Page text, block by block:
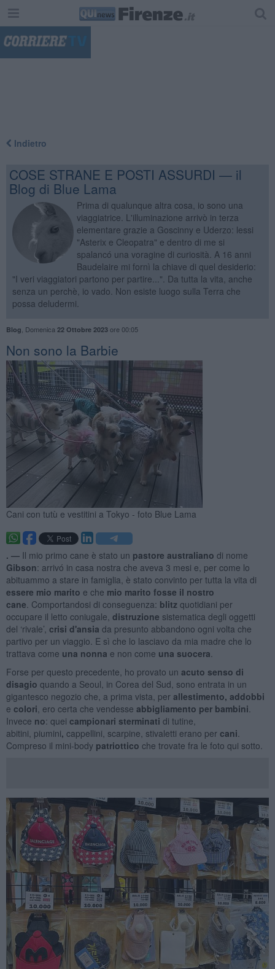
Indietro
COSE STRANE E POSTI ASSURDI — il
Blog di Blue Lama
Prima di qualunque altra cosa, io sono una
viaggiatrice. L'illuminazione arrivò in terza
elementare grazie a Goscinny e Uderzo: lessi
"Asterix e Cleopatra" e dentro di me si
spalancó una voragine di curiosità. A 16 anni
Baudelaire mi fornì la chiave di quel desiderio:
"I veri viaggiatori partono per partire...". Da tutta la vita, anche
senza un perchè, io vado. Non esiste luogo sulla Terra che
possa deludermi.
Blog Domenica 22 Ottobre 2023ore 00:05
Non sono la Barbie
Cani con tutù e vestitini a Tokyo - foto Blue Lama
. — Il mio primo cane è stato un pastore australiano di nome
Gibson: arrivó in casa nostra che aveva 3 mesi e, per come lo
abituammo a stare in famiglia, è stato convinto per tutta la vita di
essere mio marito e che mio marito fosse il nostro
cane . Comportandosi di conseguenza: blitz quotidiani per
occupare il letto coniugale, distruzione sistematica degli oggetti
del ‘rivale’, crisi d'ansia da presunto abbandono ogni volta che
partivo per un viaggio. E sì che lo lasciavo da mia madre che lo
trattava come una nonna e non come una suocera
Forse per questo precedente, ho provato un acuto senso di
disagio quando a Seoul, in Corea del Sud, sono entrata in un
gigantesco negozio che, a prima vista, per allestimento, addobbi
e colori , ero certa che vendesse abbigliamento per bambini
Invece no: quei campionari sterminati di tutine,
abitini, piumini, cappellini, scarpine, stivaletti erano per cani
Compreso il mini-body patriottico che trovate fra le foto qui sotto.